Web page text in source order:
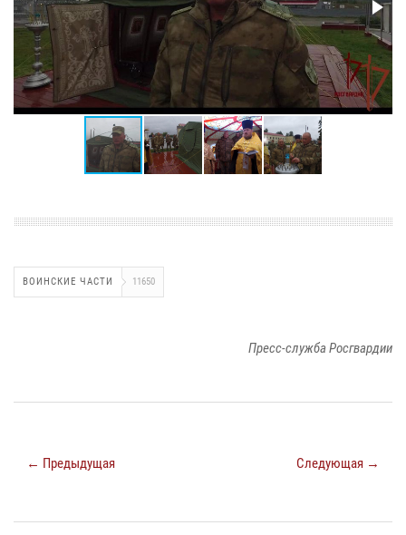
ВОИНСКИЕ ЧАСТИ 11650
Пресс-служба Росгвардии
← Предыдущая Следующая →